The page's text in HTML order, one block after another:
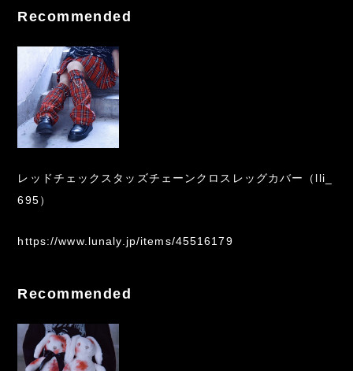
Recommended
レッドチェックスタッズチェーンクロスレッグカバー（lli_
695）
https://www.lunaly.jp/items/45516179
Recommended